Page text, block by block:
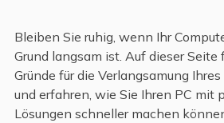
Bleiben Sie ruhig, wenn Ihr
Grund langsam ist. Auf dieser Seite
Gründe für die Verlangsamung
und erfahren, wie Sie Ihren PC mit
Lösungen schneller machen